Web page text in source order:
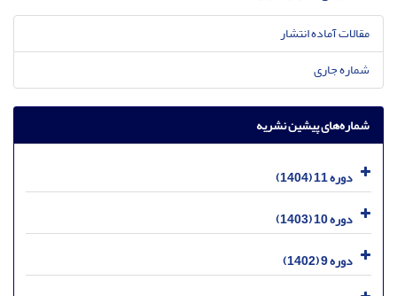
مقالات آماده انتشار
شماره جاری
شماره‌های پیشین نشریه
دوره 11 (1404)
دوره 10 (1403)
دوره 9 (1402)